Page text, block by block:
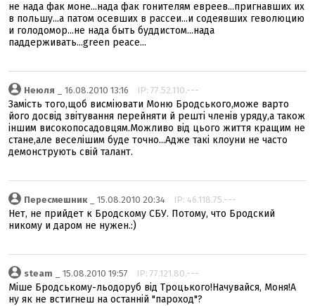
не нада фак моне...нада фак гонителям евреев...пригнавших их
в польшу...а патом осевших в рассеи...и содеявших геволюцию
и голодомор...не нада быть буддистом...нада
паддерживать...green peace...
Неюля _ 16.08.2010 13:16 IP: 77.52.110.---
Замість того,щоб висміювати Моню Бродського,може варто
його досвід звітування перейняти й решті членів уряду,а також
іншим високопосадовцям.Можливо від цього життя кращим не
стане,але веселішим буде точно...Адже такі клоуни не часто
демонструють свій талант.
Пересмешник_ 15.08.2010 20:34 IP: 46.118.75.---
Нет, не прийдет к Бродскому СБУ. Потому, что Бродский
никому и даром не нужен.:)
steam _ 15.08.2010 19:57 IP: 77.121.80.---
Міше Бродському-льодоруб від Троцького!Начувайся, Моня!А
ну як не встигнеш на останній "пароход"?